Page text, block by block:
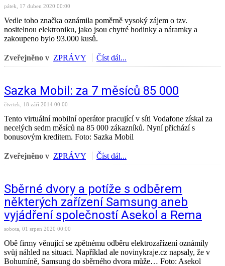
pátek, 17 duben 2020 00:00
Vedle toho značka oznámila poměrně vysoký zájem o tzv.
nositelnou elektroniku, jako jsou chytré hodinky a náramky a
zakoupeno bylo 93.000 kusů.
Zveřejněno v ZPRÁVY Číst dál...
Sazka Mobil: za 7 měsíců 85 000
čtvrtek, 18 září 2014 00:00
Tento virtuální mobilní operátor pracující v síti Vodafone získal za
necelých sedm měsíců na 85 000 zákazníků. Nyní přichází s
bonusovým kreditem. Foto: Sazka Mobil
Zveřejněno v ZPRÁVY Číst dál...
Sběrné dvory a potíže s odběrem
některých zařízení Samsung aneb
vyjádření společností Asekol a Rema
sobota, 01 srpen 2020 00:00
Obě firmy věnující se zpětnému odběru elektrozařízení oznámily
svůj náhled na situaci. Například ale novinykraje.cz napsaly, že v
Bohumíně, Samsung do sběrného dvora může… Foto: Asekol